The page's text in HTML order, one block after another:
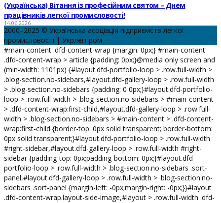
(Українська) Вітання із професійним святом – Днем
працівників легкої промисловості!
14.06.2026
2000–2025 © Українська асоціація підприємств легкої
промисловості | Укрлегпром
#main-content .dfd-content-wrap {margin: 0px;} #main-content
.dfd-content-wrap > article {padding: 0px;}@media only screen and
(min-width: 1101px) {#layout.dfd-portfolio-loop > .row.full-width >
.blog-section.no-sidebars,#layout.dfd-gallery-loop > .row.full-width
> .blog-section.no-sidebars {padding: 0 0px;}#layout.dfd-portfolio-
loop > .row.full-width > .blog-section.no-sidebars > #main-content
> .dfd-content-wrap:first-child,#layout.dfd-gallery-loop > .row.full-
width > .blog-section.no-sidebars > #main-content > .dfd-content-
wrap:first-child {border-top: 0px solid transparent; border-bottom:
0px solid transparent;}#layout.dfd-portfolio-loop > .row.full-width
#right-sidebar,#layout.dfd-gallery-loop > .row.full-width #right-
sidebar {padding-top: 0px;padding-bottom: 0px;}#layout.dfd-
portfolio-loop > .row.full-width > .blog-section.no-sidebars .sort-
panel,#layout.dfd-gallery-loop > .row.full-width > .blog-section.no-
sidebars .sort-panel {margin-left: -0px;margin-right: -0px;}}#layout
.dfd-content-wrap.layout-side-image,#layout > .row.full-width .dfd-